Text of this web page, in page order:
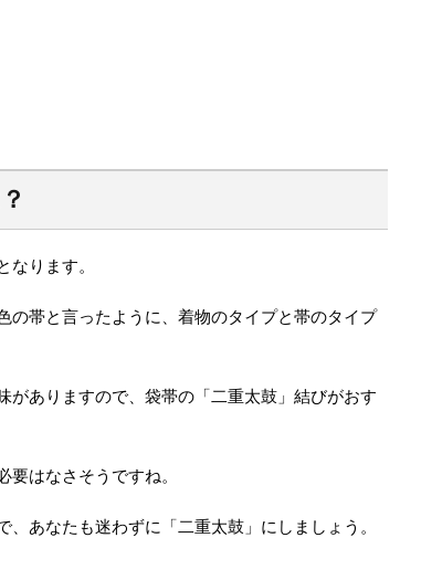
ります。
の帯と言ったように、着物のタイプと帯のタイプ
がありますので、袋帯の「二重太鼓」結びがおす
はなさそうですね。
あなたも迷わずに「二重太鼓」にしましょう。